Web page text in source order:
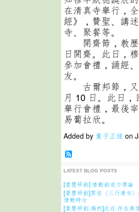
在清真寺舉行，
經》，贊聖、講
寺、聚餐等。
開齋節，教歷
日開齋。此日，
參加會禮，誦經
友。
古爾邦節，又
月 10 日。此日
舉行會禮，最後
易蔔拉欣。
Added by 葉子正绿 on
LATEST BLOG POSTS
[愛墾研創] 情動創造力理論
[愛墾研創]黎佐〈三行連句〉
情動時分
[愛墾研創·嫣然]此在·存在與